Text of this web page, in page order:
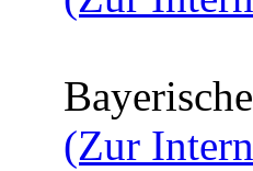
(Zur